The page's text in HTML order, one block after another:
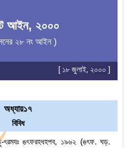
আইন, ২০০০
২৮ নং আইন )
[ ১৮ জুলাই, ২০০০ ]
অধ্যায়১৭
বিবিধ
ঙৎফরহধহপব, ১৯৬২ (ঙৎফ. ঘড়.